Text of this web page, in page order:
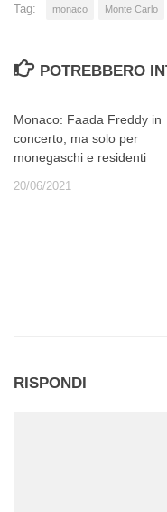
Tag: monaco Monte Carlo
POTREBBERO
Monaco: Faada Freddy in
concerto, ma solo per
monegaschi e residenti
20/06/2021
RISPONDI